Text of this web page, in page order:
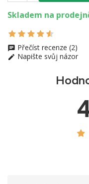
Skladem na
Přečíst recenze (2)
Napište svůj názor